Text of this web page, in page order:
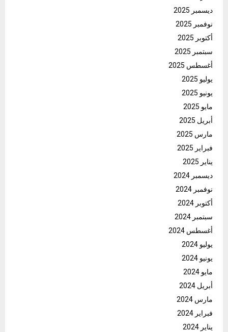
ديسمبر 2025
نوفمبر 2025
أكتوبر 2025
سبتمبر 2025
أغسطس 2025
يوليو 2025
يونيو 2025
مايو 2025
أبريل 2025
مارس 2025
فبراير 2025
يناير 2025
ديسمبر 2024
نوفمبر 2024
أكتوبر 2024
سبتمبر 2024
أغسطس 2024
يوليو 2024
يونيو 2024
مايو 2024
أبريل 2024
مارس 2024
فبراير 2024
يناير 2024